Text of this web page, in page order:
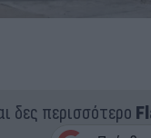
δες περισσότερο